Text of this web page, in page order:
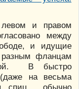
левом и правом
между
и идущие
разным фланцам
В быстро
на весьма
спиц обычно